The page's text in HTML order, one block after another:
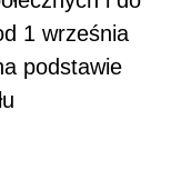
1 września
podstawie